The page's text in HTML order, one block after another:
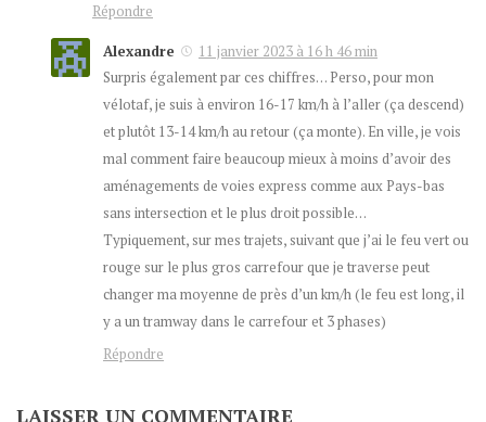
Répondre
Alexandre
11 janvier 2023 à 16 h 46 min
Surpris également par ces chiffres… Perso, pour mon
vélotaf, je suis à environ 16-17 km/h à l’aller (ça descend)
et plutôt 13-14 km/h au retour (ça monte). En ville, je vois
mal comment faire beaucoup mieux à moins d’avoir des
aménagements de voies express comme aux Pays-bas
sans intersection et le plus droit possible…
Typiquement, sur mes trajets, suivant que j’ai le feu vert ou
rouge sur le plus gros carrefour que je traverse peut
changer ma moyenne de près d’un km/h (le feu est long, il
y a un tramway dans le carrefour et 3 phases)
Répondre
LAISSER UN COMMENTAIRE